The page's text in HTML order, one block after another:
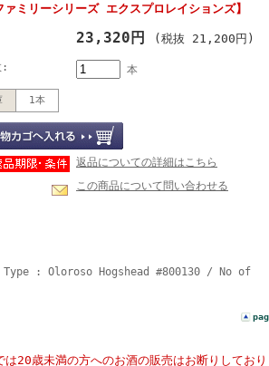
ミリーシリーズ エクスプロレイションズ】
23,320円 (税抜 21,200円)
: 本
1本
返品についての詳細はこちら
この商品について問い合わせる
: Oloroso Hogshead #800130 / No of
20歳未満の方へのお酒の販売はお断りしており